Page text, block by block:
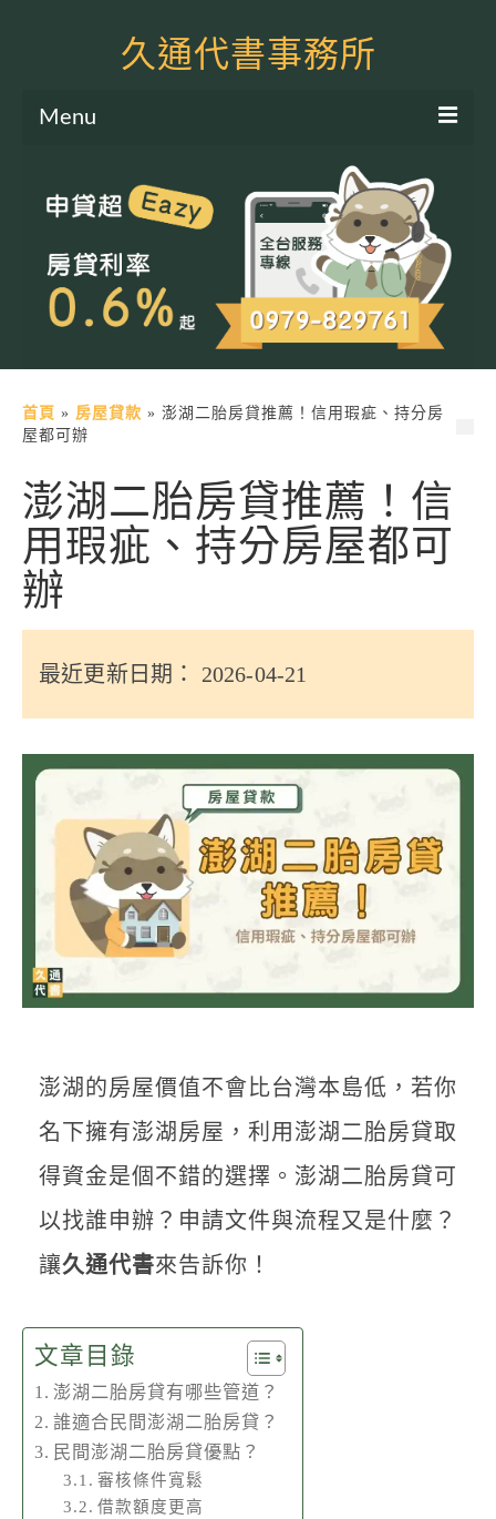
久通代書事務所
Menu
土地二胎申貸
房屋二胎申貸
軍公教貸款
土地貸款
信用貸款
代書貸款
精選知識
銀行貸款
其他貸款
申貸Q&A
久通專欄
時事解析
生活理財
房產Q&A
網友都在問
聯絡我們
首頁 » 房屋貸款 » 澎湖二胎房貸推薦！信用瑕疵、持分房
屋都可辦
澎湖二胎房貸推薦！信
用瑕疵、持分房屋都可
辦
最近更新日期： 2026-04-21
澎湖的房屋價值不會比台灣本島低，若你
名下擁有澎湖房屋，利用澎湖二胎房貸取
得資金是個不錯的選擇。澎湖二胎房貸可
以找誰申辦？申請文件與流程又是什麼？
讓久通代書來告訴你！
文章目錄
澎湖二胎房貸有哪些管道？
誰適合民間澎湖二胎房貸？
民間澎湖二胎房貸優點？
審核條件寬鬆
借款額度更高